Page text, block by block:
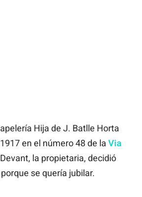
Hija de J. Batlle Horta
en el número 48 de la Via
la propietaria, decidió
se quería jubilar.